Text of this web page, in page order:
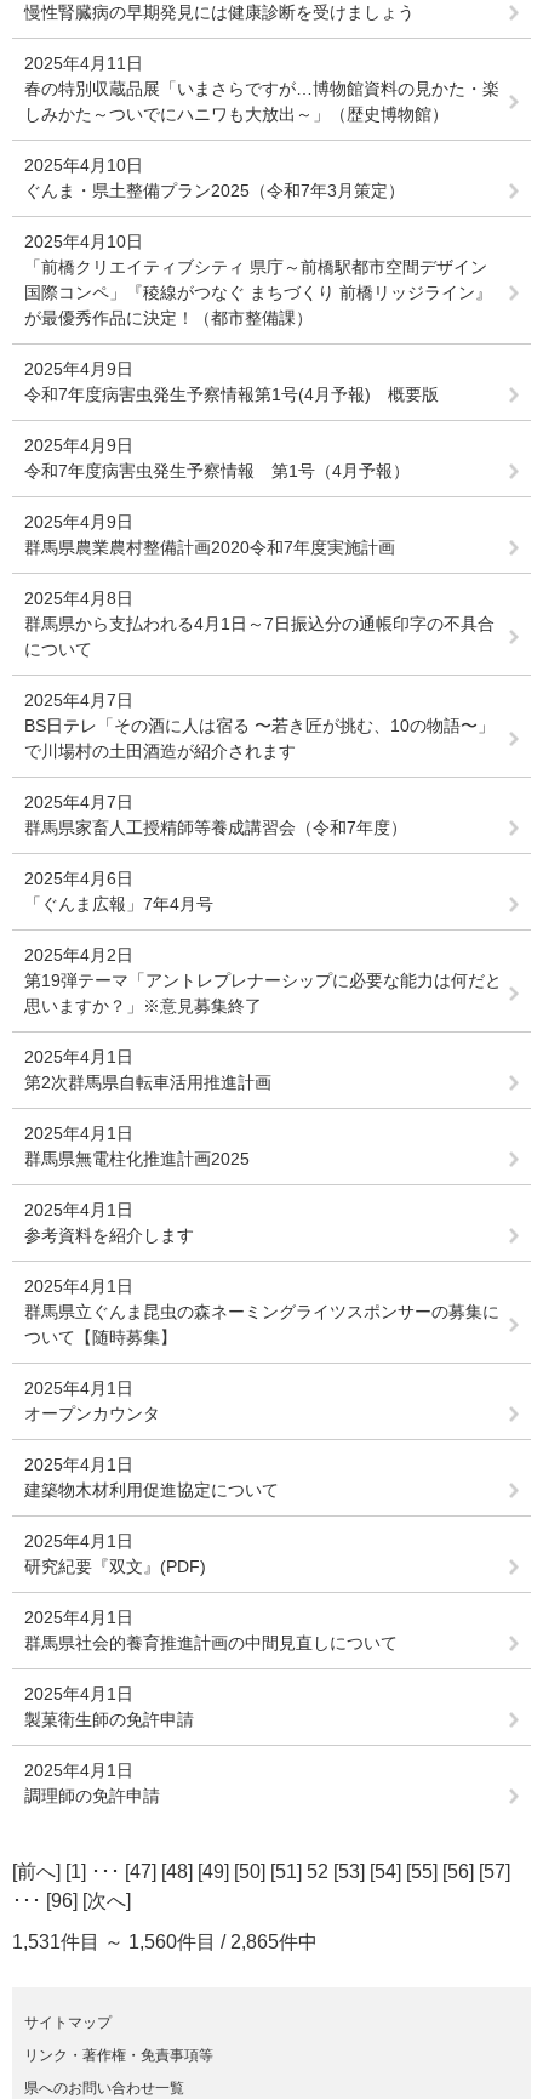
慢性腎臓病の早期発見には健康診断を受けましょう
2025年4月11日
春の特別収蔵品展「いまさらですが…博物館資料の見かた・楽
しみかた～ついでにハニワも大放出～」（歴史博物館）
2025年4月10日
ぐんま・県土整備プラン2025（令和7年3月策定）
2025年4月10日
「前橋クリエイティブシティ 県庁～前橋駅都市空間デザイン
国際コンペ」『稜線がつなぐ まちづくり 前橋リッジライン』
が最優秀作品に決定！（都市整備課）
2025年4月9日
令和7年度病害虫発生予察情報第1号(4月予報) 概要版
2025年4月9日
令和7年度病害虫発生予察情報 第1号（4月予報）
2025年4月9日
群馬県農業農村整備計画2020令和7年度実施計画
2025年4月8日
群馬県から支払われる4月1日～7日振込分の通帳印字の不具合
について
2025年4月7日
BS日テレ「その酒に人は宿る 〜若き匠が挑む、10の物語〜」
で川場村の土田酒造が紹介されます
2025年4月7日
群馬県家畜人工授精師等養成講習会（令和7年度）
2025年4月6日
「ぐんま広報」7年4月号
2025年4月2日
第19弾テーマ「アントレプレナーシップに必要な能力は何だと
思いますか？」※意見募集終了
2025年4月1日
第2次群馬県自転車活用推進計画
2025年4月1日
群馬県無電柱化推進計画2025
2025年4月1日
参考資料を紹介します
2025年4月1日
群馬県立ぐんま昆虫の森ネーミングライツスポンサーの募集に
ついて【随時募集】
2025年4月1日
オープンカウンタ
2025年4月1日
建築物木材利用促進協定について
2025年4月1日
研究紀要『双文』(PDF)
2025年4月1日
群馬県社会的養育推進計画の中間見直しについて
2025年4月1日
製菓衛生師の免許申請
2025年4月1日
調理師の免許申請
[前へ] [1] ･･･ [47] [48] [49] [50] [51] 52 [53] [54] [55] [56] [57]
･･･ [96] [次へ]
1,531件目 ～ 1,560件目 / 2,865件中
サイトマップ
リンク・著作権・免責事項等
県へのお問い合わせ一覧